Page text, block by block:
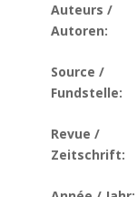
Auteurs /
Autoren:
Source /
Fundstelle:
Revue /
Zeitschrift: